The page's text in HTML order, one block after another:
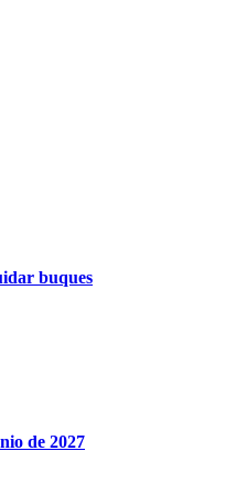
buques
de 2027